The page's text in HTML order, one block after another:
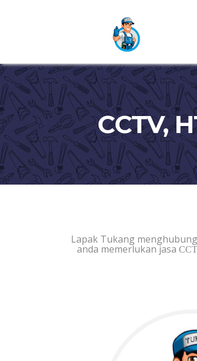
CCTV,
Lapak Tukang
anda memerlukan jasa